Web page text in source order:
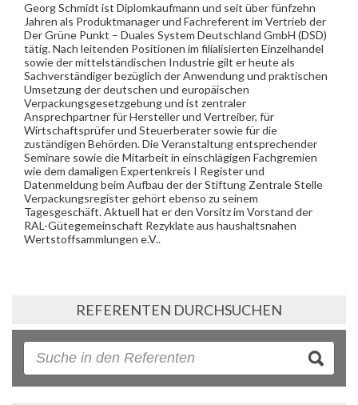
Georg Schmidt ist Diplomkaufmann und seit über fünfzehn
Jahren als Produktmanager und Fachreferent im Vertrieb der
Der Grüne Punkt – Duales System Deutschland GmbH (DSD)
tätig. Nach leitenden Positionen im filialisierten Einzelhandel
sowie der mittelständischen Industrie gilt er heute als
Sachverständiger bezüglich der Anwendung und praktischen
Umsetzung der deutschen und europäischen
Verpackungsgesetzgebung und ist zentraler
Ansprechpartner für Hersteller und Vertreiber, für
Wirtschaftsprüfer und Steuerberater sowie für die
zuständigen Behörden. Die Veranstaltung entsprechender
Seminare sowie die Mitarbeit in einschlägigen Fachgremien
wie dem damaligen Expertenkreis I Register und
Datenmeldung beim Aufbau der der Stiftung Zentrale Stelle
Verpackungsregister gehört ebenso zu seinem
Tagesgeschäft. Aktuell hat er den Vorsitz im Vorstand der
RAL-Gütegemeinschaft Rezyklate aus haushaltsnahen
Wertstoffsammlungen e.V..
REFERENTEN DURCHSUCHEN